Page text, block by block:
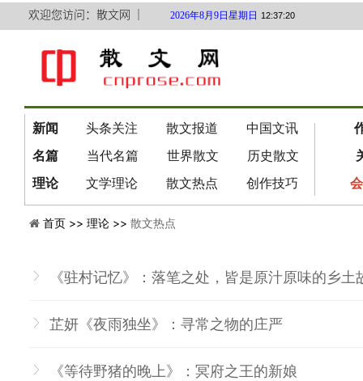
欢迎您访问：散文网 ｜
新闻 头条关注 散文报道 中国文讯
名篇
当代名篇 世界散文 历史散文
理论
文学理论 散文热点 创作技巧
2026年8月9日星期日 12:37:21
首页 >> 理论 >> 散文热点
《驻村记忆》：落笔之处，皆是原汁原味的乡土
芷妍《夜雨独坐》：寻常之物的庄严
《等待野猪的晚上》：冥府之王的新娘